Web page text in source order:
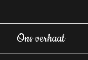
Ons verhaal